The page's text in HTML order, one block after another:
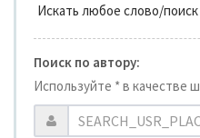
Искать любое слово/
Поиск по автору:
Используйте * в качестве